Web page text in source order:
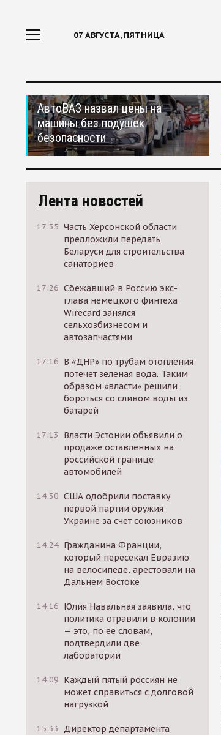
07 АВГУСТА, ПЯТНИЦА
АвтоВАЗ назвал цены на
машины без подушек
безопасности
Лента новостей
17:35 Часть Херсонской области
предложили передать
Беларуси для строительства
санаториев
17:26 Сбежавший в Россию экс-
глава немецкого финтеха
Wirecard занялся
сельхозбизнесом и
автозапчастями
17:16 В «ДНР» по трубам отопления
потечет зеленая вода. Таким
образом «власти» решили
бороться со сливом воды из
батарей
17:13
Власти Эстонии объявили о
продаже оставленных на
российской границе
автомобилей
14:30 США одобрили поставку
первой партии оружия
Украине за счет союзников
14:24 Гражданина Франции,
который пересекал Евразию
на велосипеде, арестовали на
Дальнем Востоке
14:16 Юлия Навальная заявила, что
политика отравили в колонии
— это, по ее словам,
подтвердили две
лаборатории
14:09 Каждый пятый россиян не
может справиться с долговой
нагрузкой
15:33
Директор департамента